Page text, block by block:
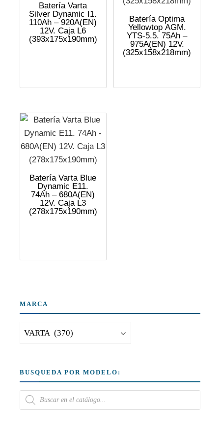
Batería Varta
Silver Dynamic I1.
110Ah – 920A(EN)
12V. Caja L6
(393x175x190mm)
Batería Optima
Yellowtop AGM.
YTS-5.5. 75Ah –
975A(EN) 12V.
(325x158x218mm)
Batería Varta Blue
Dynamic E11.
74Ah – 680A(EN)
12V. Caja L3
(278x175x190mm)
MARCA
BUSQUEDA POR MODELO: